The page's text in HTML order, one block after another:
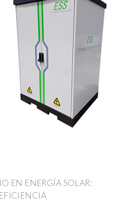
EN ENERGÍA SOLAR: